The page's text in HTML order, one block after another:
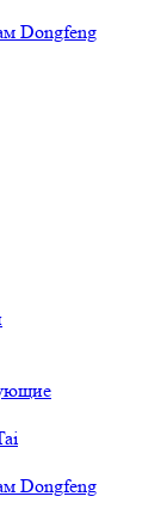
Dongfeng
Dongfeng